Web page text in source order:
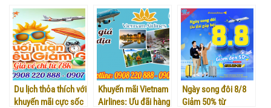
hạng thương gia
Dương Lịch 2023
máy bay nhân dịp
giữa năm
Du lịch thỏa thích với
khuyến mãi cực sốc
Khuyến mãi Vietnam
Airlines: Ưu đãi hàng
Ngày song đôi 8/8
Giảm 50% từ